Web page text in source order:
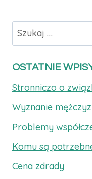
Szukaj:
OSTATNIE
Stronniczo o
Wyznanie
Problemy
Komu są
Cena zdrady